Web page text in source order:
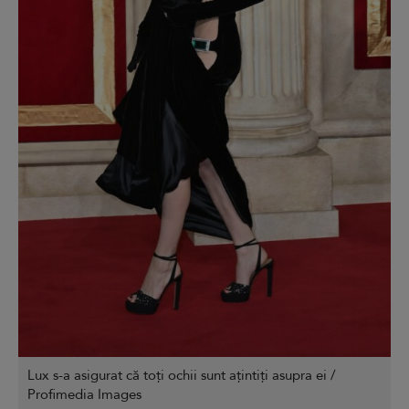
Lux s-a asigurat că toți ochii sunt ațintiți asupra ei /
Profimedia Images